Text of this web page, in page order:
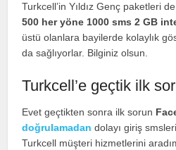
Turkcell’in Yıldız Genç paketleri
500 her yöne 1000 sms 2 GB
üstü olanlara bayilerde kolaylık
da sağlıyorlar. Bilginiz olsun.
Turkcell’e geçtik ilk
Evet geçtikten sonra ilk sorun
doğrulamadan dolayı giriş
Turkcell müşteri hizmetlerini